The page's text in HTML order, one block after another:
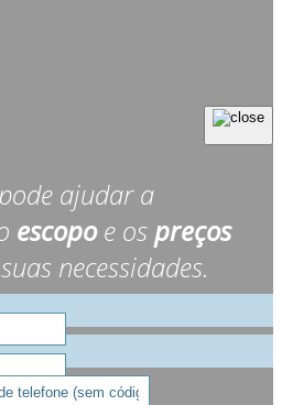
ajudar a
escopoe ospreços
necessidades.